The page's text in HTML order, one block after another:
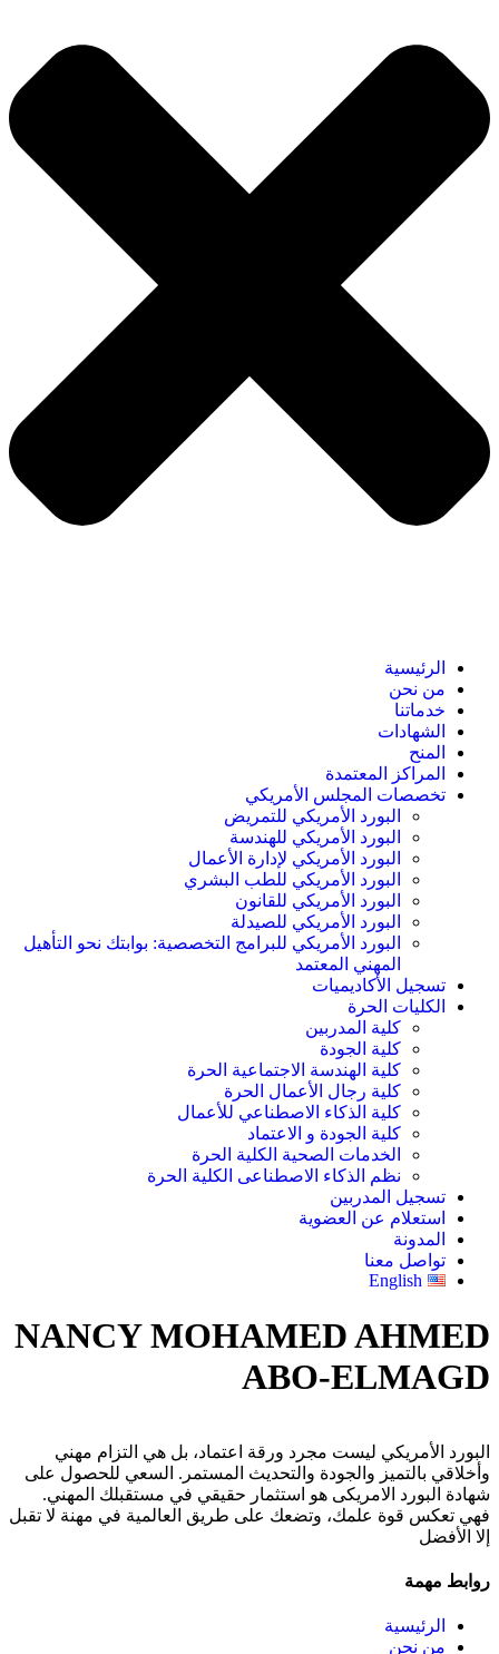
الرئيسية
من نحن
خدماتنا
الشهادات
المنح
المراكز المعتمدة
تخصصات المجلس الأمريكي
البورد الأمريكي للتمريض
البورد الأمريكي للهندسة
البورد الأمريكي لإدارة الأعمال
البورد الأمريكي للطب البشري
البورد الأمريكي للقانون
البورد الأمريكي للصيدلة
البورد الأمريكي للبرامج التخصصية: بوابتك نحو التأهيل
المهني المعتمد
تسجيل الأكاديميات
الكليات الحرة
كلية المدربين
كلية الجودة
كلية الهندسة الاجتماعية الحرة
كلية رجال الأعمال الحرة
كلية الذكاء الاصطناعي للأعمال
كلية الجودة و الاعتماد
الخدمات الصحية الكلية الحرة
نظم الذكاء الاصطناعى الكلية الحرة
تسجيل المدربين
استعلام عن العضوية
المدونة
تواصل معنا
English
NANCY MOHAMED AHMED
ABO-ELMAGD
البورد الأمريكي ليست مجرد ورقة اعتماد، بل هي التزام مهني
وأخلاقي بالتميز والجودة والتحديث المستمر. السعي للحصول على
شهادة البورد الامريكى هو استثمار حقيقي في مستقبلك المهني.
فهي تعكس قوة علمك، وتضعك على طريق العالمية في مهنة لا تقبل
إلا الأفضل
روابط مهمة
الرئيسية
من نحن